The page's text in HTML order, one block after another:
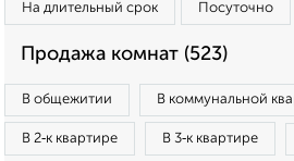
На длительный срок Посуточно
Продажа комнат (523)
В общежитии В коммунальной
В 2‑к квартире В 3‑к квартире